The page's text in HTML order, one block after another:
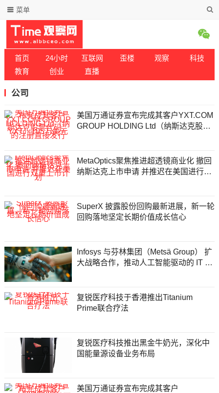
菜单
首页 24小时 互联网 歪楼 观察
科技
教育
创业 直播
公司
美国万通证券宣布完成其客户YXT.COM
GROUP HOLDING Ltd（纳斯达克股票
MetaOptics聚焦推进超透镜商业化 撤回
纳斯达克上市申请 并推迟在美国进行双
SuperX 披露股份回购最新进展，新一轮
回购落地坚定长期价值成长信心
Infosys 与芬林集团（Metsä Group） 扩
大战略合作，推动人工智能驱动的 IT 转
复锐医疗科技于香港推出Titanium
Prime联合疗法
复锐医疗科技推出黑金牛奶光，深化中
国能量源设备业务布局
美国万通证券宣布完成其客户